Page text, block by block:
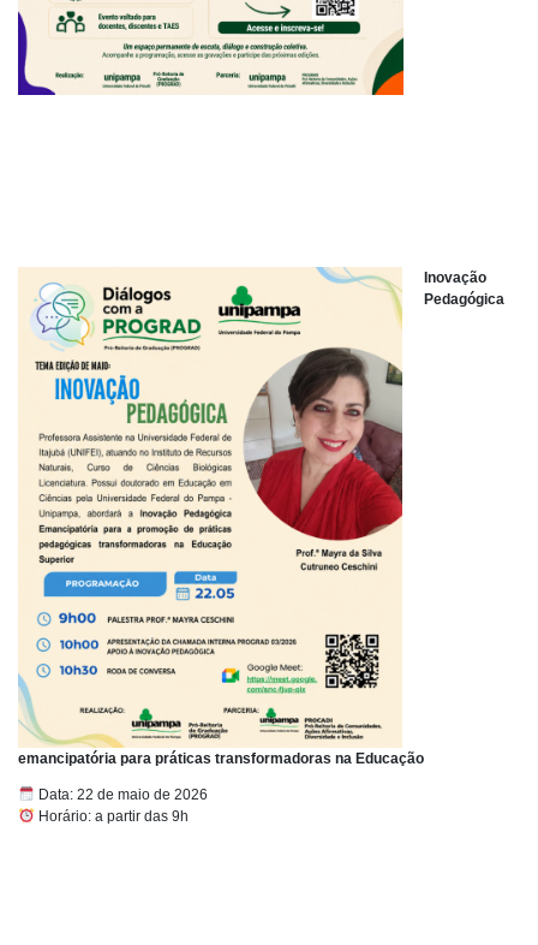
Inovação
Pedagógica
emancipatória para práticas transformadoras na Educação
Data: 22 de maio de 2026
Horário: a partir das 9h